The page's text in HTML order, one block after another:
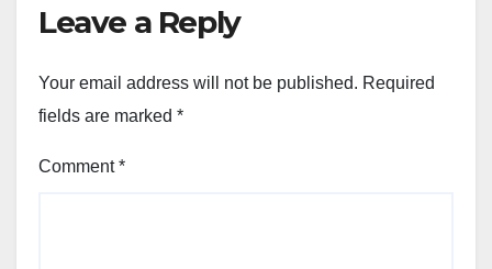
Leave a Reply
Your email address will not be published. Required
fields are marked *
Comment*